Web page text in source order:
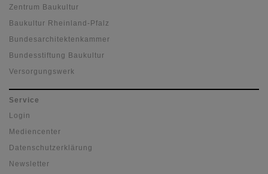
Zentrum Baukultur
Baukultur Rheinland-Pfalz
Bundesarchitektenkammer
Bundesstiftung Baukultur
Versorgungswerk
Service
Login
Mediencenter
Datenschutzerklärung
Newsletter